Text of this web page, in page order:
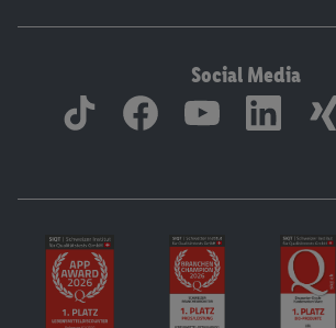
Social Media